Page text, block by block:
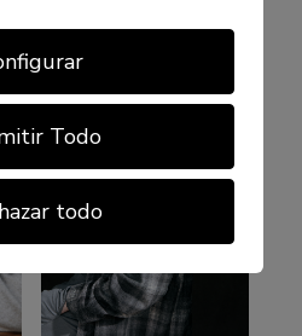
Todo
todo